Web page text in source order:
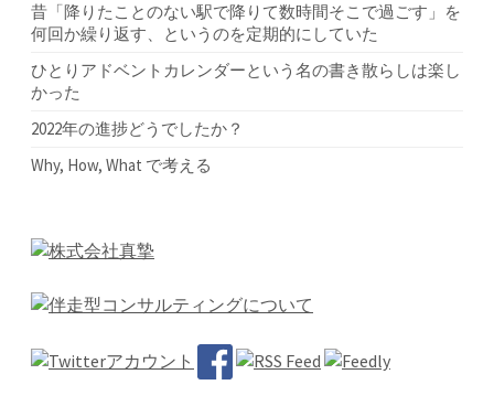
昔「降りたことのない駅で降りて数時間そこで過ごす」を
何回か繰り返す、というのを定期的にしていた
ひとりアドベントカレンダーという名の書き散らしは楽し
かった
2022年の進捗どうでしたか？
Why, How, What で考える